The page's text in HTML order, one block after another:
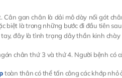
gan chân là dải mô dày nối gót
biệt là trong những bước đi đầu tiên
đây là tình trạng dây thần kinh
chân thứ 3 và thứ 4. Người bệnh có
toàn thân có thể tấn công các khớp